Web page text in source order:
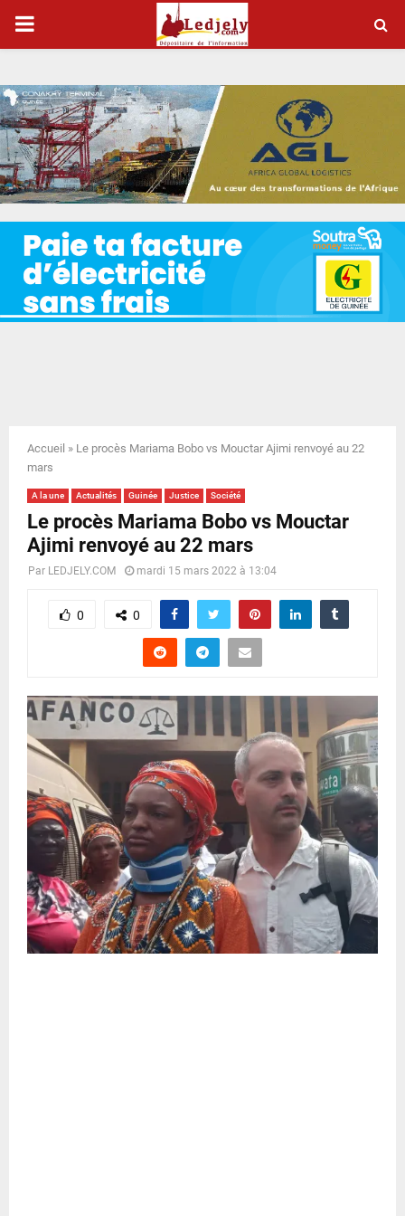
P
I
M
A
R
Y
N
U
Accueil » Le procès Mariama Bobo vs Mouctar Ajimi renvoyé au 22
mars
A la une Actualités Guinée Justice Société
Le procès Mariama Bobo vs Mouctar
Ajimi renvoyé au 22 mars
Par LEDJELY.COM mardi 15 mars 2022 à 13:04
0 0